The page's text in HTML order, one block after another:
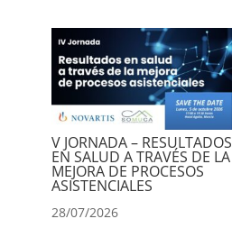
V JORNADA – RESULTADOS
EN SALUD A TRAVÉS DE LA
MEJORA DE PROCESOS
ASISTENCIALES
28/07/2026